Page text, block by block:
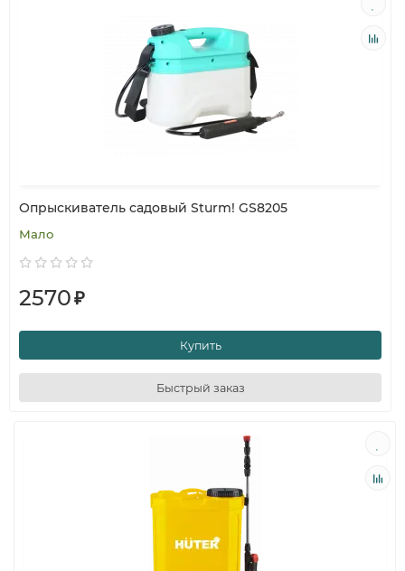
Опрыскиватель садовый Sturm! GS8205
Мало
2570₽
Купить
Быстрый заказ